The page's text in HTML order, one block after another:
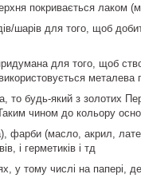
покривається
шарів для того, щоб
для того, щоб
металева
будь-який з золотих
чином до кольору
(масло, акрил,
і герметиків і тд
у тому числі на папері,